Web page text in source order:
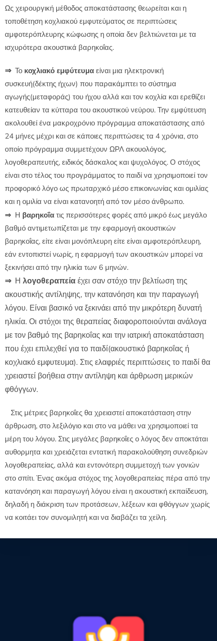
Ως χειρουργική μέθοδος αποκατάστασης θεωρείται και η
τοποθέτηση κοχλιακού εμφυτεύματος σε περιπτώσεις
αμφοτερόπλευρης κώφωσης η οποία δεν βελτιώνεται με τα
ισχυρότερα ακουστικά βαρηκοΐας.
⇒ Το κοχλιακό εμφύτευμα είναι μια ηλεκτρονική
συσκευή(δέκτης ήχων) που παρακάμπτει το σύστημα
αγωγής(μεταφοράς) του ήχου αλλά και τον κοχλία και ερεθίζει
κατευθείαν τα κύτταρα του ακουστικού νεύρου. Την εμφύτευση
ακολουθεί ένα μακροχρόνιο πρόγραμμα αποκατάστασης από
24 μήνες μέχρι και σε κάποιες περιπτώσεις τα 4 χρόνια, στο
οποίο πρόγραμμα συμμετέχουν ΩΡΛ ακουολόγος,
λογοθεραπευτής, ειδικός δάσκαλος και ψυχολόγος. Ο στόχος
είναι στο τέλος του προγράμματος το παιδί να χρησιμοποιεί τον
προφορικό λόγο ως πρωταρχικό μέσο επικοινωνίας και ομιλίας
και η ομιλία να είναι κατανοητή από τον μέσο άνθρωπο.
⇒ Η βαρηκοΐα τις περισσότερες φορές από μικρό έως μεγάλο
βαθμό αντιμετωπίζεται με την εφαρμογή ακουστικών
βαρηκοΐας, είτε είναι μονόπλευρη είτε είναι αμφοτερόπλευρη,
εάν εντοπιστεί νωρίς, η εφαρμογή των ακουστικών μπορεί να
ξεκινήσει από την ηλικία των 6 μηνών.
⇒ Η λογοθεραπεία έχει σαν στόχο την βελτίωση της
ακουστικής αντίληψης, την κατανόηση και την παραγωγή
λόγου. Είναι βασικό να ξεκινάει από την μικρότερη δυνατή
ηλικία. Οι στόχοι της θεραπείας διαφοροποιούνται ανάλογα
με τον βαθμό της βαρηκοΐας και την ιατρική αποκατάσταση
που έχει επιλεχθεί για το παιδί(ακουστικό βαρηκοΐας ή
κοχλιακό εμφυτευμα). Στις ελαφριές περιπτώσεις το παιδί θα
χρειαστεί βοήθεια στην αντίληψη και άρθρωση μερικών
φθόγγων.
Στις μέτριες βαρηκοΐες θα χρειαστεί αποκατάσταση στην
άρθρωση, στο λεξιλόγιο και στο να μάθει να χρησιμοποιεί τα
μέρη του λόγου. Στις μεγάλες βαρηκοΐες ο λόγος δεν αποκτάται
αυθορμητα και χρειάζεται εντατική παρακολούθηση συνεδριών
λογοθεραπείας, αλλά και εντονότερη συμμετοχή των γονιών
στο σπίτι. Ένας ακόμα στόχος της λογοθεραπείας πέρα από την
κατανόηση και παραγωγή λόγου είναι η ακουστική εκπαίδευση,
δηλαδή η διάκριση των προτάσεων, λέξεων και φθόγγων χωρίς
να κοιτάει τον συνομιλητή και να διαβάζει τα χείλη.